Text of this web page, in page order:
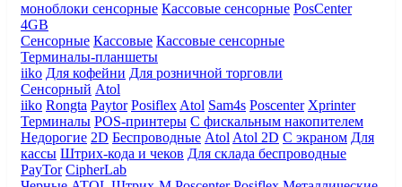
моноблоки сенсорные Кассовые сенсорные PosCenter
4GB
Сенсорные Кассовые Кассовые сенсорные
Терминалы-планшеты
iiko Для кофейни Для розничной торговли
Сенсорный Atol
iiko Rongta Paytor Posiflex Atol Sam4s Poscenter Xprinter
Терминалы POS-принтеры С фискальным накопителем
Недорогие 2D Беспроводные Atol Atol 2D С экраном Для
кассы Штрих-кода и чеков Для склада беспроводные
PayTor CipherLab